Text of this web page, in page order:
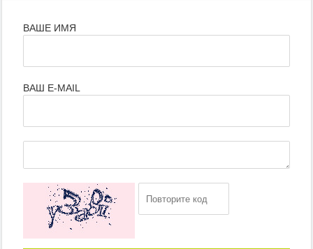
ВАШЕ ИМЯ
ВАШ E-MAIL